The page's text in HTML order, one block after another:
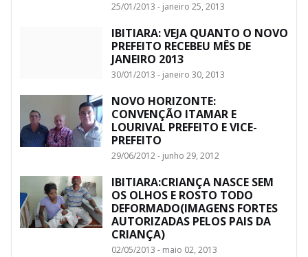
25/01/2013 - janeiro 25, 2013
IBITIARA: VEJA QUANTO O NOVO
PREFEITO RECEBEU MÊS DE
JANEIRO 2013
30/01/2013 - janeiro 30, 2013
NOVO HORIZONTE:
CONVENÇÃO ITAMAR E
LOURIVAL PREFEITO E VICE-
PREFEITO
29/06/2012 - junho 29, 2012
IBITIARA:CRIANÇA NASCE SEM
OS OLHOS E ROSTO TODO
DEFORMADO(IMAGENS FORTES
AUTORIZADAS PELOS PAIS DA
CRIANÇA)
02/05/2013 - maio 02, 2013